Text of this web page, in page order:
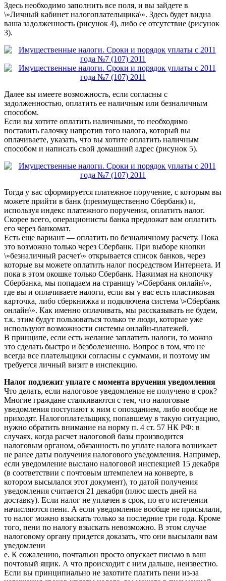
Здесь необходимо заполнить все поля, и вы зайдете в
\»Личный кабинет налогоплательщика\». Здесь будет видна
ваша задолженность (рисунок 4), либо ее отсутствие (рисунок
3).
Далее вы имеете возможность, если согласны с
задолженностью, оплатить ее наличным или безналичным
способом.
Если вы хотите оплатить наличными, то необходимо
поставить галочку напротив того налога, который вы
оплачиваете, указать, что вы хотите оплатить наличным
способом и написать свой домашний адрес (рисунок 5).
Тогда у вас сформируется платежное поручение, с которым вы
можете прийти в банк (преимущественно Сбербанк) и,
используя индекс платежного поручения, оплатить налог.
Скорее всего, операционисты банка предложат вам оплатить
его через банкомат.
Есть еще вариант — оплатить по безналичному расчету. Пока
это возможно только через Сбербанк. При выборе кнопки
\»безналичный расчет\» открывается список банков, через
которые вы можете оплатить налог посредством Интернета. И
пока в этом окошке только Сбербанк. Нажимая на кнопочку
Сбербанка, мы попадаем на страницу \»Сбербанк онлайн\»,
где вы и оплачиваете налоги, если вы у вас есть пластиковая
карточка, либо сберкнижка и подключена система \»Сбербанк
онлайн\». Как именно оплачивать, мы рассказывать не будем,
т.к. этим будут пользоваться только те люди, которые уже
используют возможности системы онлайн-платежей.
В принципе, если есть желание заплатить налоги, то можно
это сделать быстро и безболезненно. Вопрос в том, что не
всегда все плательщики согласны с суммами, и поэтому им
требуется личный визит в инспекцию.
Налог подлежит уплате с момента вручения уведомления
Что делать, если налоговое уведомление не получено в срок?
Многие граждане сталкиваются с тем, что налоговые
уведомления поступают к ним с опозданием, либо вообще не
приходят. Налогоплательщику, попавшему в такую ситуацию,
нужно обратить внимание на норму п. 4 ст. 57 НК РФ: в
случаях, когда расчет налоговой базы производится
налоговым органом, обязанность по уплате налога возникает
не ранее даты получения налогового уведомления. Например,
если уведомление выслано налоговой инспекцией 15 декабря
(в соответствии с почтовым штемпелем на конверте, в
котором высылался этот документ), то датой получения
уведомления считается 21 декабря (плюс шесть дней на
доставку). Если налог не уплачен в срок, по его истечении
начисляются пени. А если уведомление вообще не присылали,
то налог можно взыскать только за последние три года. Кроме
того, пени по налогу взыскать невозможно. В этом случае
налоговому органу придется доказать, что они высылали вам
уведомлени
е. К сожалению, почтальон просто опускает письмо в ваш
почтовый ящик. А что происходит с ним дальше, неизвестно.
Если вы принципиально не захотите платить пени из-за